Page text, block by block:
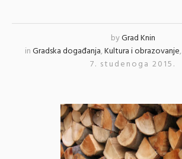
byGrad Knin
inGradska događanja,Kultura i obrazovanje,
7. studenoga 2015.